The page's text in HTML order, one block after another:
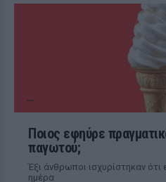
Ποιος εφηύρε
παγωτού;
Έξι άνθρωποι ισχυρίστηκαν ότι
ημέρα